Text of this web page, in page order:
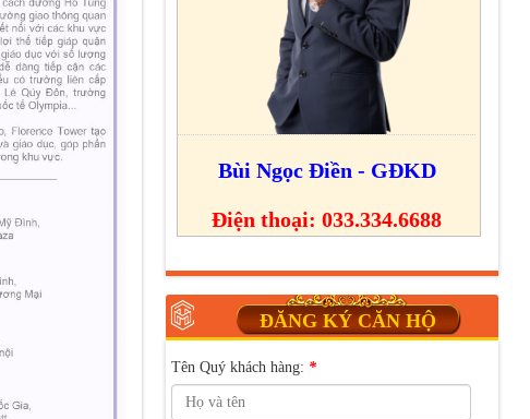
Bùi Ngọc Điền - GĐKD
Điện thoại: 033.334.6688
ĐĂNG KÝ CĂN HỘ
Tên Quý khách hàng: *